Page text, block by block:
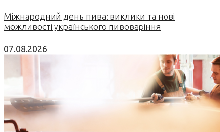
Міжнародний день пива: виклики та нові
можливості українського пивоваріння
07.08.2026